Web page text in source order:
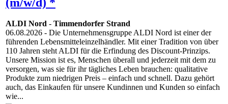
ALDI Nord - Timmendorfer Strand
06.08.2026 - Die Unternehmensgruppe ALDI Nord ist einer der
führenden Lebensmitteleinzelhändler. Mit einer Tradition von über
110 Jahren steht ALDI für die Erfindung des Discount-Prinzips.
Unsere Mission ist es, Menschen überall und jederzeit mit dem zu
versorgen, was sie für ihr tägliches Leben brauchen: qualitative
Produkte zum niedrigen Preis – einfach und schnell. Dazu gehört
auch, das Einkaufen für unsere Kundinnen und Kunden so einfach
wie...